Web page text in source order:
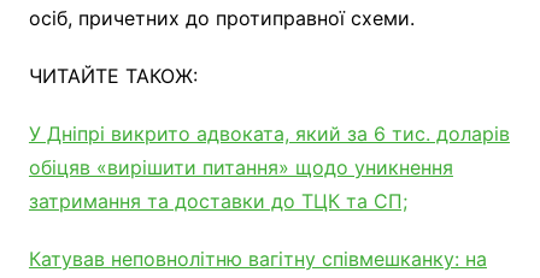
осіб, причетних до протиправної схеми.
ЧИТАЙТЕ ТАКОЖ:
У Дніпрі викрито адвоката, який за 6 тис. доларів
обіцяв «вирішити питання» щодо уникнення
затримання та доставки до ТЦК та СП;
Катував неповнолітню вагітну співмешканку: на